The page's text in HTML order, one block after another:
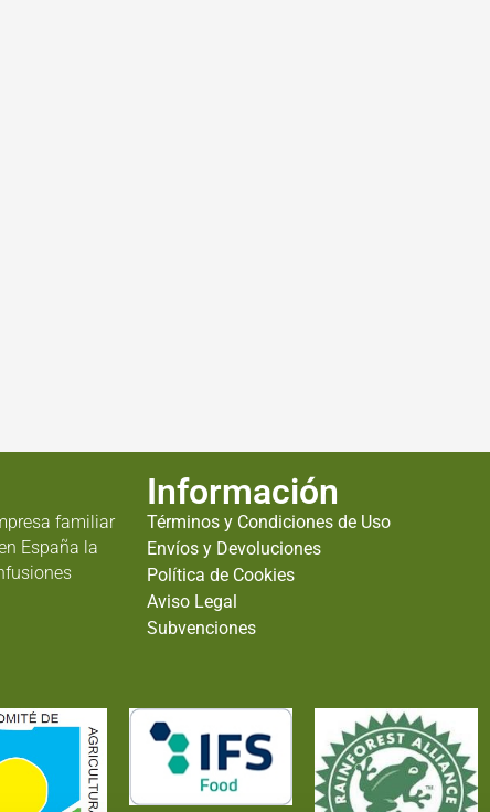
familiar
España la
Información
Términos y Condiciones de Uso
Envíos y Devoluciones
Política de Cookies
Aviso Legal
Subvenciones